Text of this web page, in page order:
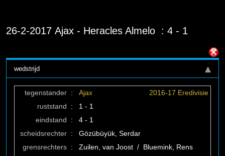
26-2-2017 Ajax - Heracles Almelo : 4 - 1
wedstrijd
tegenstander : Ajax
2016-17 Eredivisie
ruststand
:
1 - 1
eindstand
:
4 - 1
scheidsrechter :
Gözübüyük, Serdar
grensrechters :
Zuilen, van Joost / Bluemink, Rens